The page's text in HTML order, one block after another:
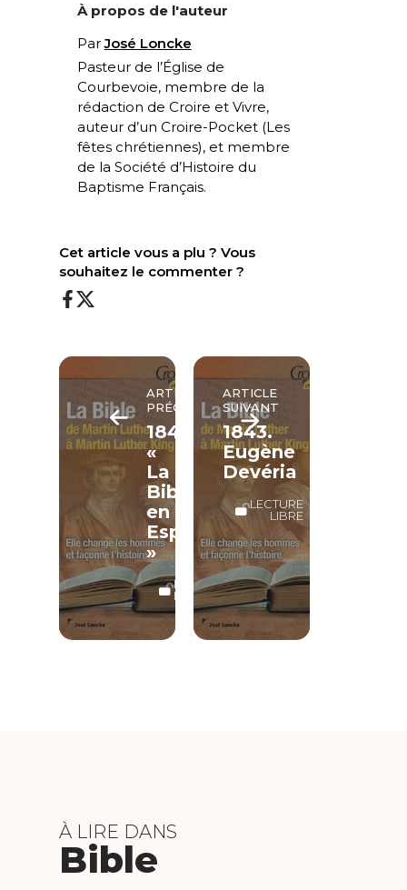
À propos de l'auteur
ParJosé Loncke
Pasteur de l’Église de
Courbevoie, membre de la
rédaction de Croire et Vivre,
auteur d’un Croire-Pocket (Les
fêtes chrétiennes), et membre
de la Société d’Histoire du
Baptisme Français.
Cet article vous a plu ? Vous
souhaitez le commenter ?
ARTICLE
PRÉCÉDENT
1842.
«
La
Bible
en
Espagne
»
LECTURE
LIBRE
ARTICLE
SUIVANT
1843.
Eugène
Devéria
LECTURE
LIBRE
À LIRE DANS
Bible